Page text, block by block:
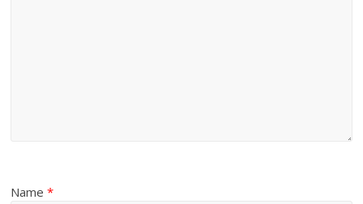
Name*